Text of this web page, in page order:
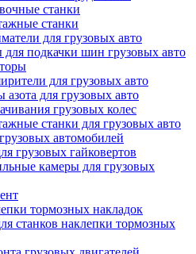
станки
станки
для грузовых авто
для подкачки шин грузовых авто
для грузовых авто
азота для грузовых авто
грузовых колес
станки для грузовых авто
автомобилей
грузовых гайковертов
камеры для грузовых
тормозных накладок
станков наклепки тормозных